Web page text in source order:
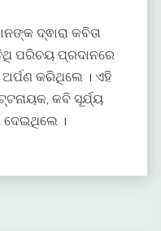
ଦ୍ଵାରା କବିତା
ପରିଚୟ ପ୍ରଦାନରେ
କରିଥିଲେ । ଏହି
କବି ସୂର୍ଯ୍ୟ
ଦେଇଥିଲେ ।